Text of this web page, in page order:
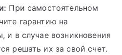
При самостоятельном
гарантию на
и в случае возникновения
решать их за свой счет.